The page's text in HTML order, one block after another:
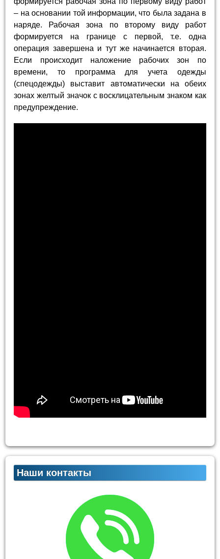
– на основании той информации, что была задана в
наряде. Рабочая зона по второму виду работ
формируется на границе с первой, т.е. одна
операция завершена и тут же начинается вторая.
Если происходит наложение рабочих зон по
времени, то программа для учета одежды
(спецодежды) выставит автоматически на обеих
зонах желтый значок с восклицательным знаком как
предупреждение.
Наши контакты